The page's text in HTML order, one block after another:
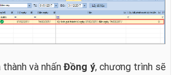
và nhấnĐồng ý, chương trình sẽ